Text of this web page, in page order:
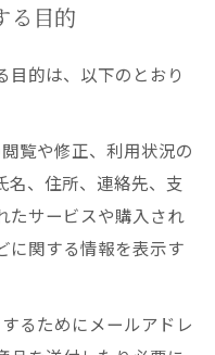
る目的
目的は、以下のとおり
覧や修正、利用状況の
名、住所、連絡先、支
たサービスや購入され
に関する情報を表示す
るためにメールアドレ